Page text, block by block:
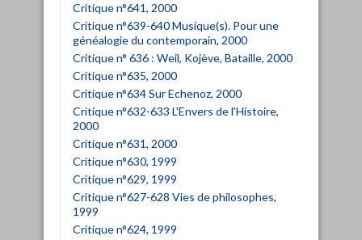
Critique n°641, 2000
Critique n°639-640 Musique(s). Pour une
généalogie du contemporain, 2000
Critique n° 636 : Weil, Kojève, Bataille, 2000
Critique n°635, 2000
Critique n°634 Sur Echenoz, 2000
Critique n°632-633 L'Envers de l'Histoire,
2000
Critique n°631, 2000
Critique n°630, 1999
Critique n°629, 1999
Critique n°627-628 Vies de philosophes,
1999
Critique n°624, 1999